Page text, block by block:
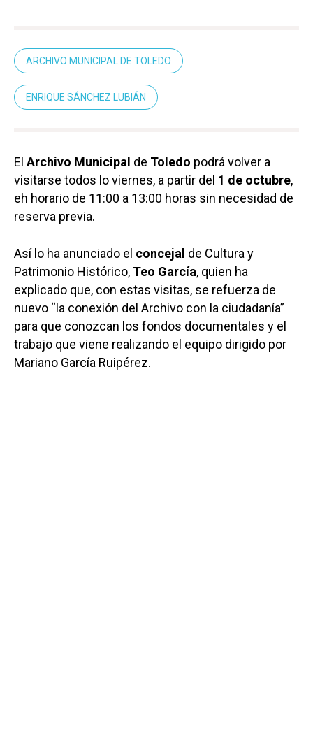
ARCHIVO MUNICIPAL DE TOLEDO
ENRIQUE SÁNCHEZ LUBIÁN
El Archivo Municipal de Toledo podrá volver a
visitarse todos lo viernes, a partir del 1 de octubre,
eh horario de 11:00 a 13:00 horas sin necesidad de
reserva previa.
Así lo ha anunciado el concejal de Cultura y
Patrimonio Histórico, Teo García, quien ha
explicado que, con estas visitas, se refuerza de
nuevo “la conexión del Archivo con la ciudadanía”
para que conozcan los fondos documentales y el
trabajo que viene realizando el equipo dirigido por
Mariano García Ruipérez.